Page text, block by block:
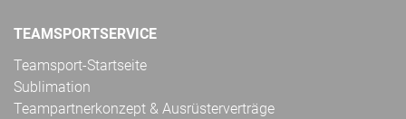
TEAMSPORTSERVICE
Teamsport-Startseite
Sublimation
Teampartnerkonzept & Ausrüsterverträge